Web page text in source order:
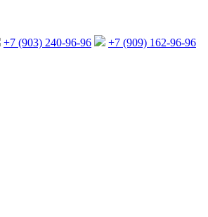
+7 (903) 240-96-96 +7 (909) 162-96-96